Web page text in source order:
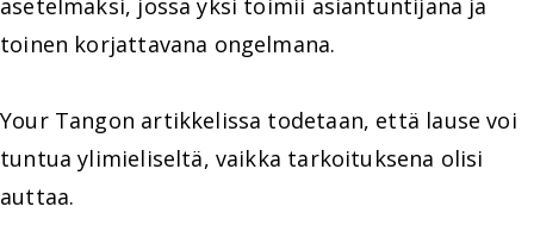
asetelmaksi, jossa yksi toimii asiantuntijana ja
toinen korjattavana ongelmana.
Your Tangon artikkelissa todetaan, että lause voi
tuntua ylimieliseltä, vaikka tarkoituksena olisi
auttaa.